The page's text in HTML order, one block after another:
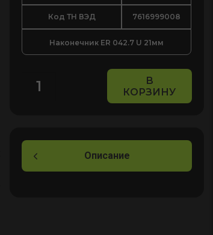
Код ТН ВЭД 7616999008
Наконечник ER 042.7 U 21мм
Количество
ER
042.7
U
В
КОРЗИНУ
Описание